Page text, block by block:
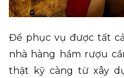
Để phục vụ được tất
nhà hàng hầm rượu
thật kỹ càng từ xây